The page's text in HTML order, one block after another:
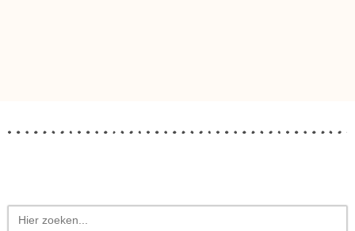
Zoek
naar: